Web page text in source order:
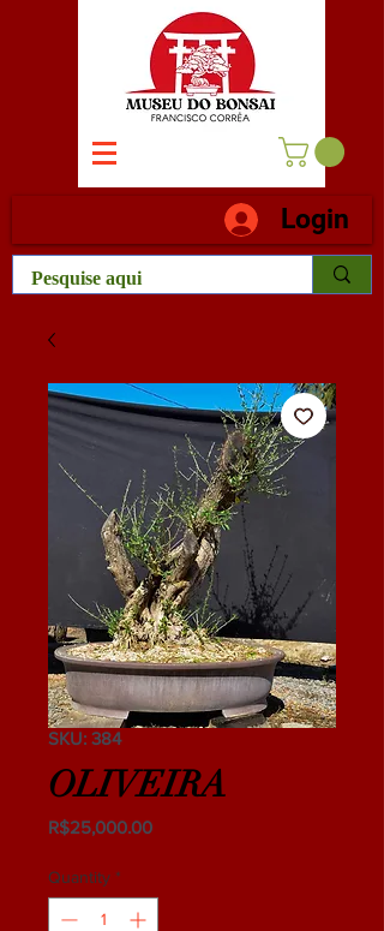
Login
SKU: 384
OLIVEIRA
R$25,000.00Price
Quantity *